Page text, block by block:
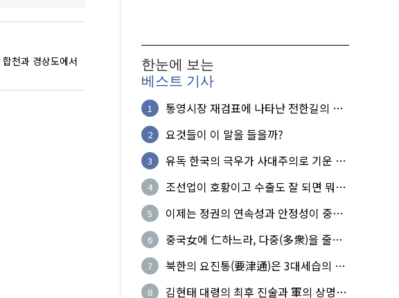
천과 경상도에서
한눈에 보는
베스트 기사
1
통영시장 재검표에 나타난 전한길의 무
2 요것들이 이 말을 들을까?
3
유독 한국의 극우가 사대주의로 기운 이
4
조선업이 호황이고 수출도 잘 되면 뭐하
5
이제는 정권의 연속성과 안정성이 중요
6
중국女에 仁하느라, 다중(多衆)을 줄세
7
북한의 요진통(要津通)은 3대세습의 사
8 김현태 대령의 최후 진술과 軍의 상명하